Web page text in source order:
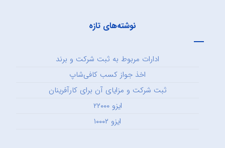
نوشته‌های تازه
ادارات مربوط به ثبت شرکت و برند
اخذ جواز کسب کافی‌شاپ
ثبت شرکت و مزایای آن برای کارآفرینان
ایزو ۲۲۰۰۰
ایزو ۱۰۰۰۲